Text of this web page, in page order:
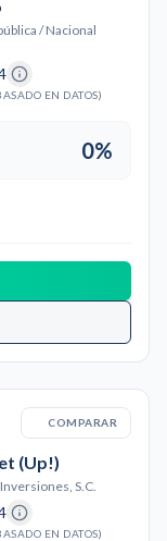
/ Nacional
EN DATOS)
0%
COMPARAR
(Up!)
S.C.
EN DATOS)